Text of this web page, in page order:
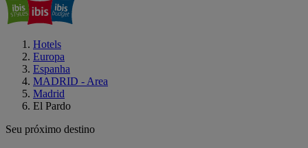
Hotels
Europa
Espanha
MADRID - Area
Madrid
El Pardo
Seu próximo destino